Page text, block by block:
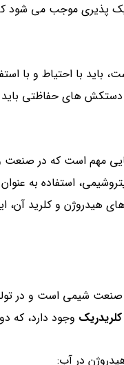
پذیری موجب می شود
باید با احتیاط و با
دستکش های حفاظتی
مهم است که در صنعت و
هیدروژن و کلرید آن،
شیمی است و در
کلریدریک وجود دارد، که